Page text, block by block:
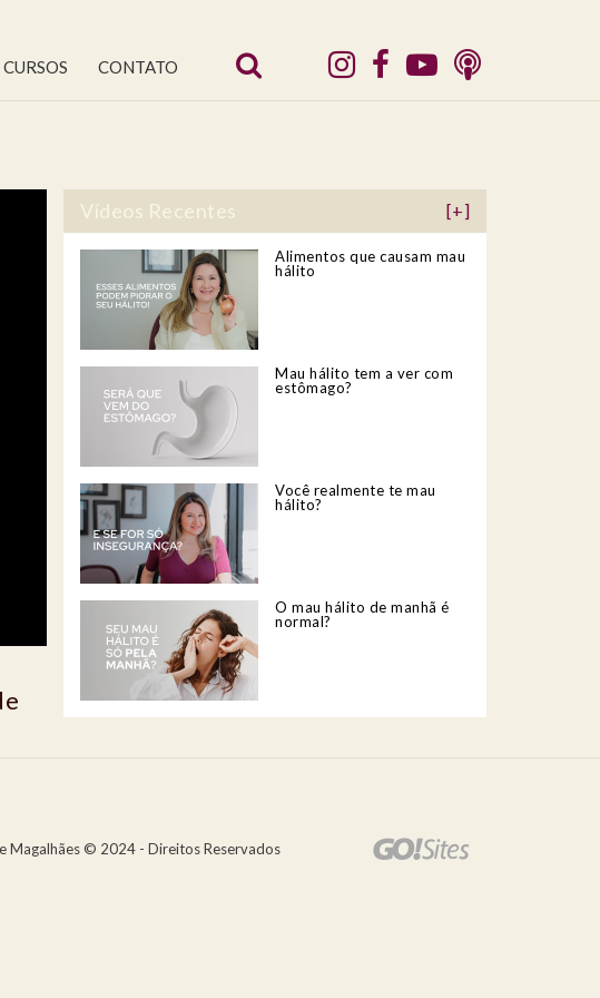
CURSOS CONTATO
Vídeos Recentes [+]
Alimentos que causam mau
hálito
Mau hálito tem a ver com
estômago?
Você realmente te mau
hálito?
O mau hálito de manhã é
normal?
Magalhães © 2024 - Direitos Reservados